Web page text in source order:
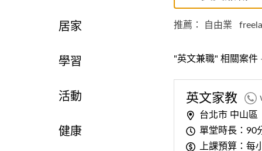
居家
學習
活動
健康
推薦： 自由業
"英文兼職" 相關案件
英文家教
台北市 中山區
單堂時長：90
上課預算：每